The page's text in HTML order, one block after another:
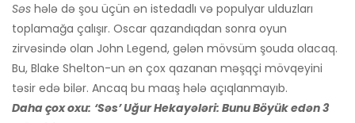
Səs hələ də şou üçün ən istedadlı və populyar ulduzları
toplamağa çalışır. Oscar qazandıqdan sonra oyun
zirvəsində olan John Legend, gələn mövsüm şouda olacaq.
Bu, Blake Shelton-un ən çox qazanan məşqçi mövqeyini
təsir edə bilər. Ancaq bu maaş hələ açıqlanmayıb.
Daha çox oxu: ‘Səs’ Uğur Hekayələri: Bunu Böyük edən 3